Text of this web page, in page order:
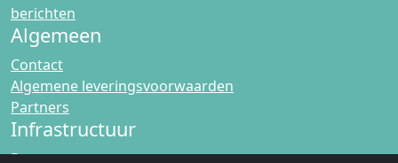
berichten
Algemeen
Contact
Algemene leveringsvoorwaarden
Partners
Infrastructuur
Bruggen